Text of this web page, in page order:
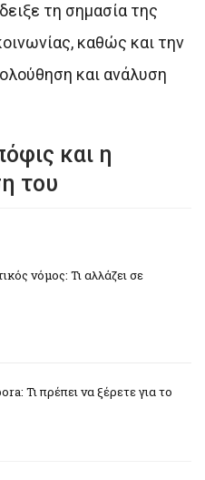
τη σημασία της
καθώς και την
και ανάλυση
και η
του
νόμος: Τι αλλάζει σε
Τι πρέπει να ξέρετε για το